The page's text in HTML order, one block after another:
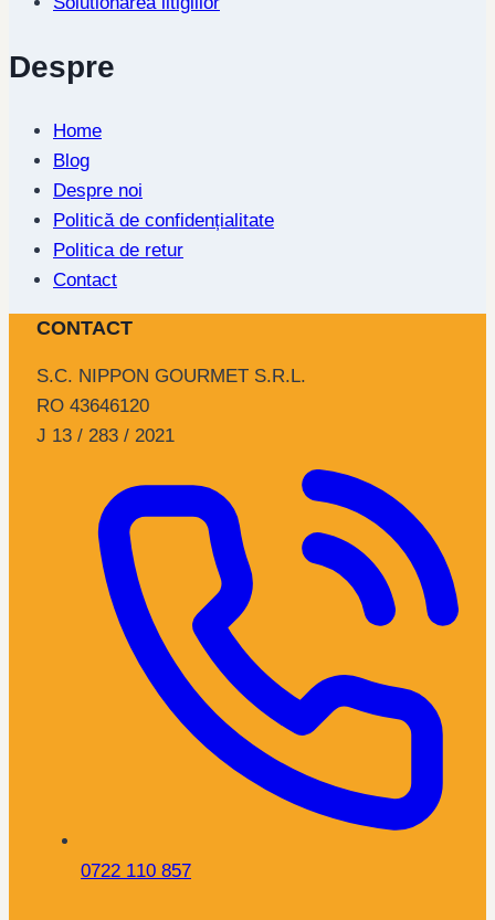
Despre
Home
Blog
Despre noi
Politică de confidențialitate
Politica de retur
Contact
CONTACT
S.C. NIPPON GOURMET S.R.L.
RO 43646120
J 13 / 283 / 2021
0722 110 857